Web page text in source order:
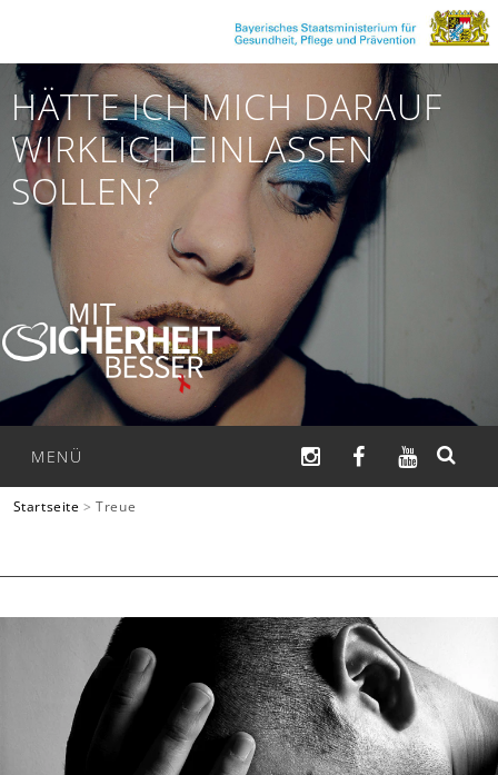
springen
HÄTTE ICH MICH DARAUF
WIRKLICH EINLASSEN
SOLLEN?
MENÜ INSTAGRAMFACEBOOK
Startseite >Treue